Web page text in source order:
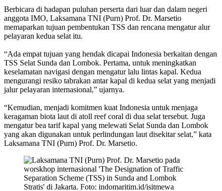
Berbicara di hadapan puluhan perserta dari luar dan dalam negeri
anggota IMO, Laksamana TNI (Purn) Prof. Dr. Marsetio
memaparkan tujuan pembentukan TSS dan rencana mengatur alur
pelayaran kedua selat itu.
“Ada empat tujuan yang hendak dicapai Indonesia berkaitan dengan
TSS Selat Sunda dan Lombok. Pertama, untuk meningkatkan
keselamatan navigasi dengan mengatur lalu lintas kapal. Kedua
mengurangi resiko tabrakan antar kapal di kedua selat yang menjadi
jalur pelayaran internasional,” ujarnya.
“Kemudian, menjadi komitmen kuat Indonesia untuk menjaga
keragaman biota laut di atoll reef coral di dua selat tersebut. Juga
mengatur bea tarif kapal yang melewati Selat Sunda dan Lombok
yang akan digunakan untuk perlindungan laut disekitar selat,” kata
Laksamana TNI (Purn) Prof. Dr. Marsetio.